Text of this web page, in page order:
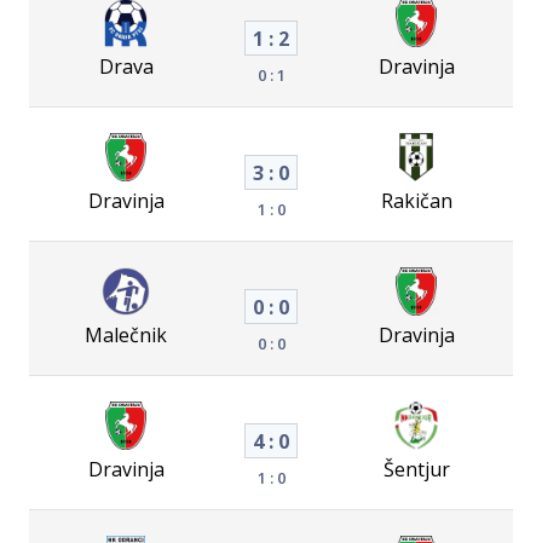
Drava
1 : 2
0 : 1 Dravinja
Dravinja
3 : 0
1 : 0 Rakičan
Malečnik
0 : 0
0 : 0 Dravinja
Dravinja
4 : 0
1 : 0 Šentjur